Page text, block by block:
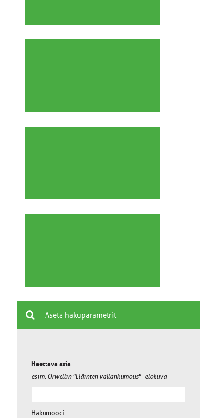
Aseta hakuparametrit
Haettava asia
esim. Orwellin "Eläinten vallankumous" -elokuva
Hakumoodi